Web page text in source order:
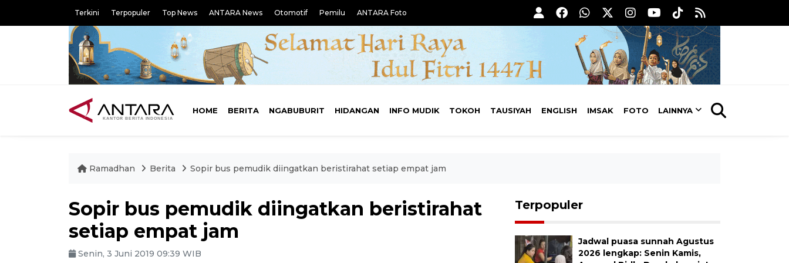
Terkini Terpopuler Top News ANTARA News Otomotif Pemilu ANTARA Foto
HOME BERITA NGABUBURIT HIDANGAN INFO MUDIK TOKOH TAUSIYAH ENGLISH IMSAK FOTO LAINNYA
Ramadhan Berita Sopir bus pemudik diingatkan beristirahat setiap empat jam
Sopir bus pemudik diingatkan beristirahat
setiap empat jam
Senin, 3 Juni 2019 09:39 WIB
Terpopuler
Jadwal puasa sunnah Agustus
2026 lengkap: Senin Kamis,